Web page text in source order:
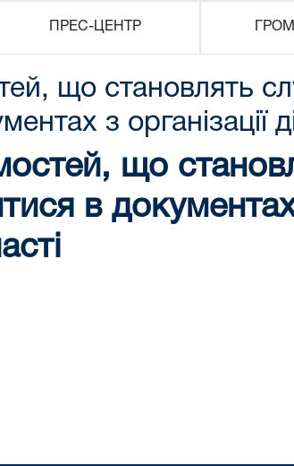
ПРЕС-ЦЕНТР
що становлять
з організації
що
в